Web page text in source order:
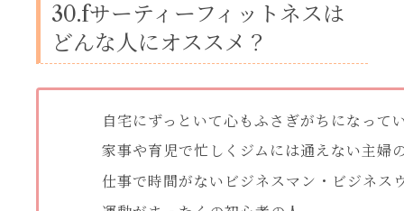
30.fサーティーフィットネスは
どんな人にオススメ？
自宅にずっといて心もふさぎがちになって
家事や育児で忙しくジムには通えない主婦
仕事で時間がないビジネスマン・ビジネス